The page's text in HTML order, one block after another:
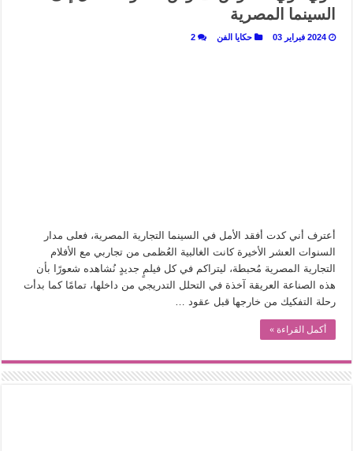
السينما المصرية
2024 فبراير 03 حكايا الفن 2
أعترف أني كدت أفقد الأمل في السينما التجارية المصرية، فعلى مدار
السنوات العشر الأخيرة كانت الغالبية العُظمى من تجاربي مع الأفلام
التجارية المصرية مُحبطة، ليتراكم في كل فيلمٍ جديدٍ نُشاهده شعورًا بأن
هذه الصناعة العريقة آخذة في التحلل التدريجي من داخلها، تمامًا كما بدأت
رحلة التفكيك من خارجها قبل عقود …
أكمل القراءة »